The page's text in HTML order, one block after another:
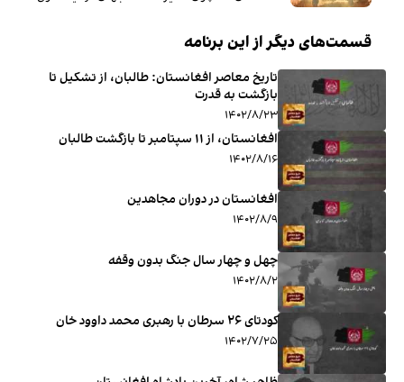
قسمت‌های دیگر از این برنامه
تاریخ معاصر افغانستان: طالبان، از تشکیل تا
بازگشت به قدرت
۱۴۰۲/۸/۲۳
افغانستان، از ۱۱ سپتامبر تا بازگشت طالبان
۱۴۰۲/۸/۱۶
افغانستان در دوران مجاهدین
۱۴۰۲/۸/۹
چهل‌‌ و چهار سال جنگ بدون وقفه
۱۴۰۲/۸/۲
کودتای ۲۶ سرطان با رهبری محمد داوود خان
۱۴۰۲/۷/۲۵